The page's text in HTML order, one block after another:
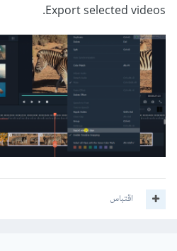
Export selected videos.
اقتباس